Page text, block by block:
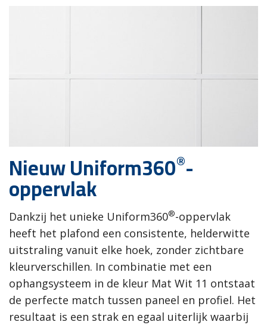
Nieuw Uniform360®-
oppervlak
Dankzij het unieke Uniform360®-oppervlak
heeft het plafond een consistente, helderwitte
uitstraling vanuit elke hoek, zonder zichtbare
kleurverschillen. In combinatie met een
ophangsysteem in de kleur Mat Wit 11 ontstaat
de perfecte match tussen paneel en profiel. Het
resultaat is een strak en egaal uiterlijk waarbij